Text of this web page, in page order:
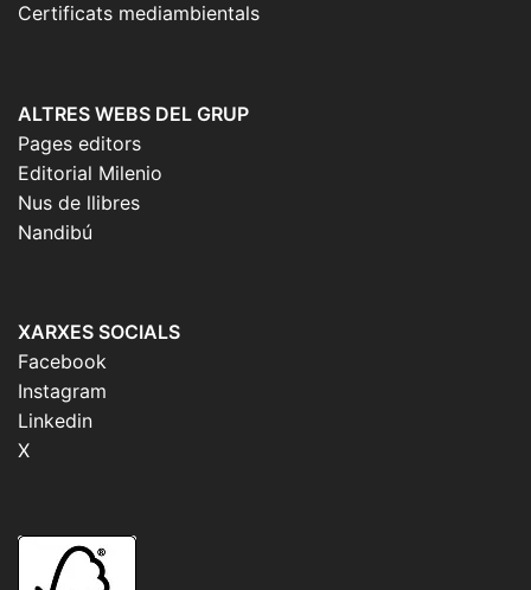
Certificats mediambientals
ALTRES WEBS DEL GRUP
Pages editors
Editorial Milenio
Nus de llibres
Nandibú
XARXES SOCIALS
Facebook
Instagram
Linkedin
X